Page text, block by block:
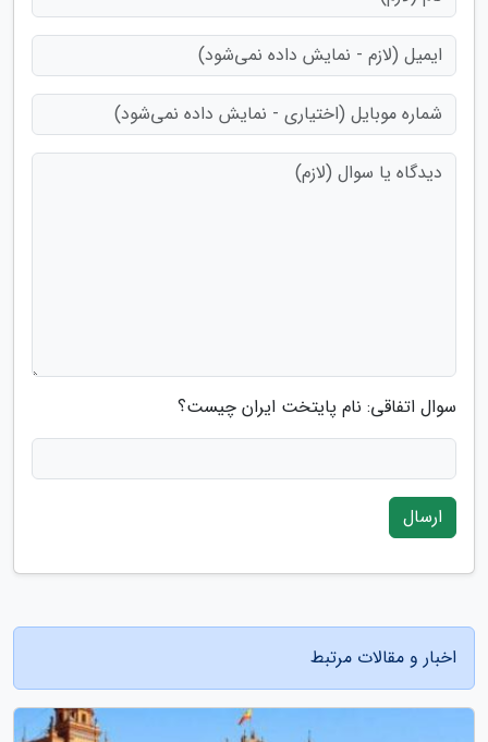
سوال اتفاقی: نام پایتخت ایران چیست؟
ارسال
اخبار و مقالات مرتبط